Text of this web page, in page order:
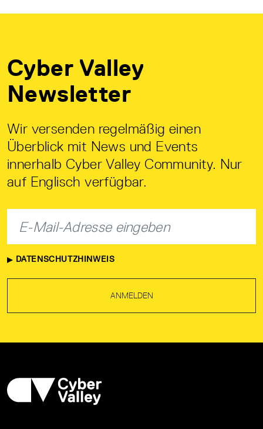
Cyber Valley
Newsletter
Wir versenden regelmäßig einen
Überblick mit News und Events
innerhalb Cyber Valley Community. Nur
auf Englisch verfügbar.
DATENSCHUTZHINWEIS
ANMELDEN